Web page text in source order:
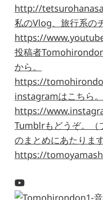
http://
私のVlog、旅行系の
https://
投稿者
から。
https://
instagramはこちら。
https://
Tumblrもどうぞ。（
のまとめにあたります
https://